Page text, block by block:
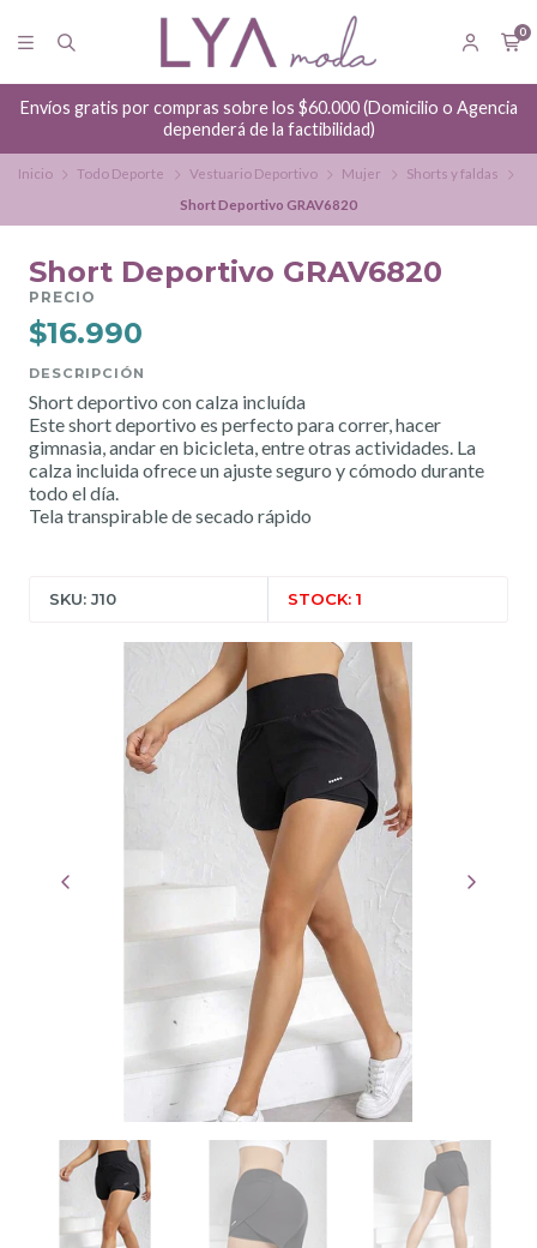
0
Envíos gratis por compras sobre los $60.000 (Domicilio o Agencia
dependerá de la factibilidad)
Inicio Todo Deporte Vestuario Deportivo Mujer
Shorts y faldas
Short Deportivo GRAV6820
Short Deportivo GRAV6820
PRECIO
$16.990
DESCRIPCIÓN
Short deportivo con calza incluída
Este short deportivo es perfecto para correr, hacer
gimnasia, andar en bicicleta, entre otras actividades. La
calza incluida ofrece un ajuste seguro y cómodo durante
todo el día.
Tela transpirable de secado rápido
SKU: J10 STOCK: 1